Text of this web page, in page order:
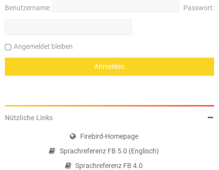
Benutzername: Passwort:
Angemeldet bleiben
Nützliche Links
Firebird-Homepage
Sprachreferenz FB 5.0 (Englisch)
Sprachreferenz FB 4.0